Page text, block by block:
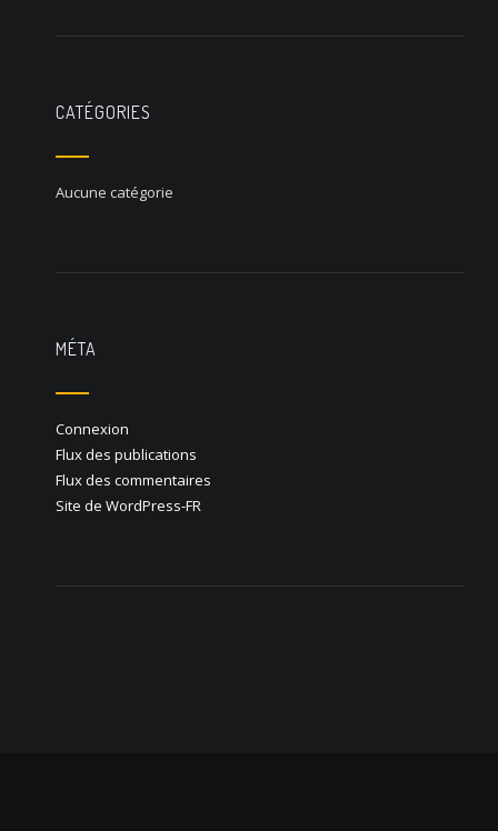
CATÉGORIES
Aucune catégorie
MÉTA
Connexion
Flux des publications
Flux des commentaires
Site de WordPress-FR